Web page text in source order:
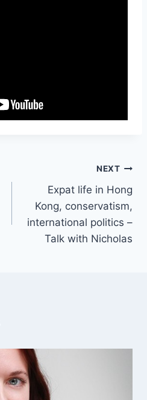
NEXT
Expat life in Hong
Kong, conservatism,
international politics –
Talk with Nicholas